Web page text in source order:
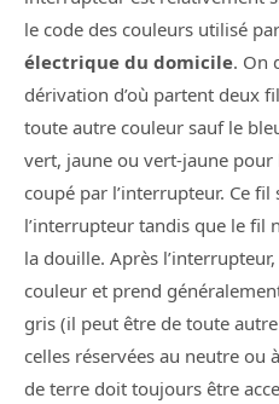
le code des couleurs utilisé
électrique du domicile. On
dérivation d’où partent deux
toute autre couleur sauf le
vert, jaune ou vert-jaune
coupé par l’interrupteur. Ce
l’interrupteur tandis que le fil
la douille. Après
couleur et prend
gris (il peut être de toute
celles réservées au neutre ou
de terre doit toujours être